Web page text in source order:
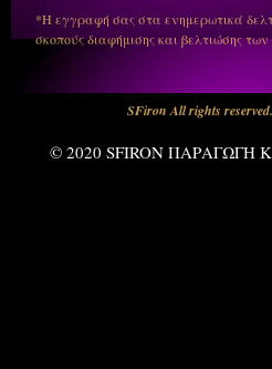
*Η εγγραφή σας στα ενημερωτικά
σκοπούς διαφήμισης και βελτιώσης
SFiron All rights
© 2020 SFIRON ΠΑΡΑΓΩΓΗ